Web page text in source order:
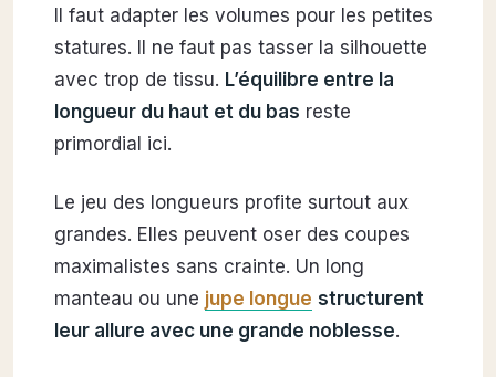
Il faut adapter les volumes pour les petites
statures. Il ne faut pas tasser la silhouette
avec trop de tissu. L’équilibre entre la
longueur du haut et du bas reste
primordial ici.
Le jeu des longueurs profite surtout aux
grandes. Elles peuvent oser des coupes
maximalistes sans crainte. Un long
manteau ou une jupe longue structurent
leur allure avec une grande noblesse.